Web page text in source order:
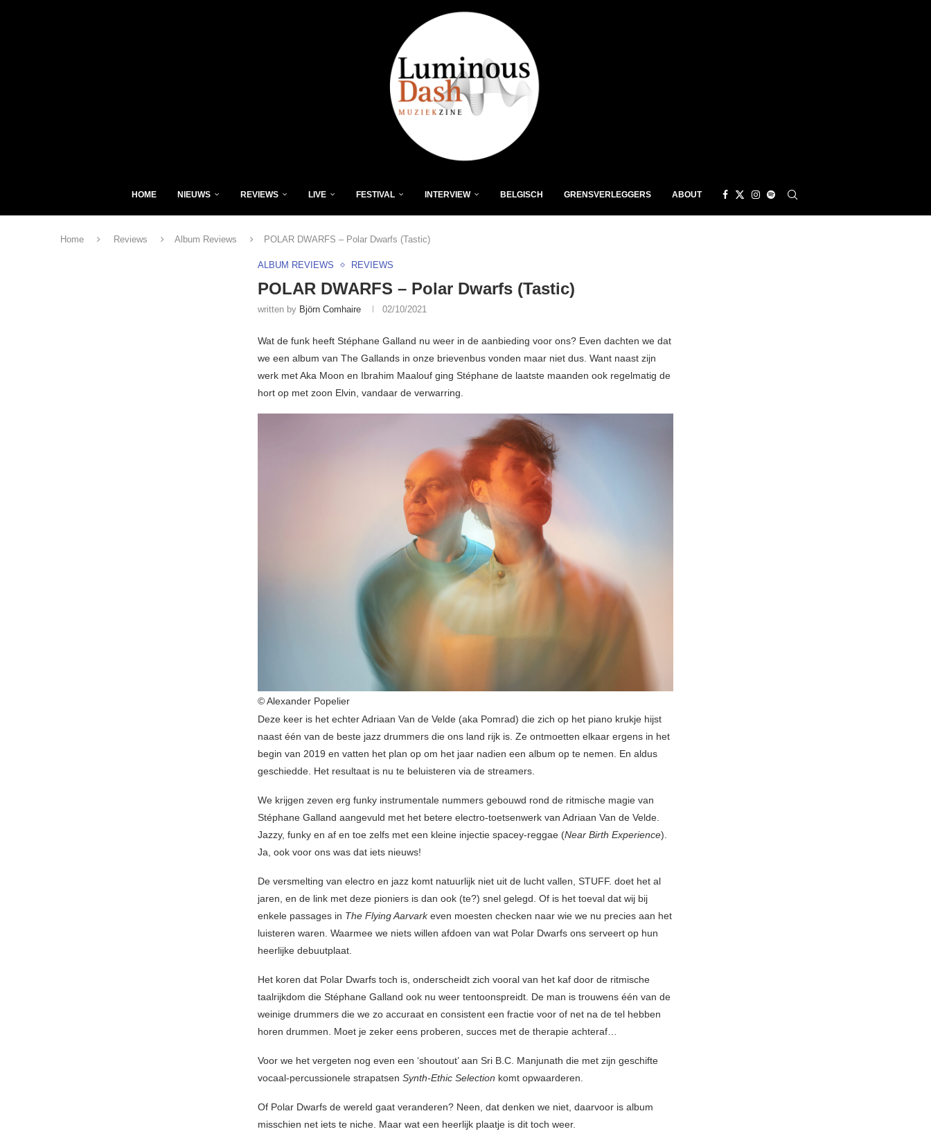
HOME NIEUWS REVIEWS LIVE FESTIVAL INTERVIEW BELGISCH GRENSVERLEGGERS ABOUT
Home Reviews Album Reviews POLAR DWARFS – Polar Dwarfs (Tastic)
ALBUM REVIEWS REVIEWS
POLAR DWARFS – Polar Dwarfs (Tastic)
written by Björn Comhaire 02/10/2021
Wat de funk heeft Stéphane Galland nu weer in de aanbieding voor ons? Even dachten we dat
we een album van The Gallands in onze brievenbus vonden maar niet dus. Want naast zijn
werk met Aka Moon en Ibrahim Maalouf ging Stéphane de laatste maanden ook regelmatig de
hort op met zoon Elvin, vandaar de verwarring.
© Alexander Popelier
Deze keer is het echter Adriaan Van de Velde (aka Pomrad) die zich op het piano krukje hijst
naast één van de beste jazz drummers die ons land rijk is. Ze ontmoetten elkaar ergens in het
begin van 2019 en vatten het plan op om het jaar nadien een album op te nemen. En aldus
geschiedde. Het resultaat is nu te beluisteren via de streamers.
We krijgen zeven erg funky instrumentale nummers gebouwd rond de ritmische magie van
Stéphane Galland aangevuld met het betere electro-toetsenwerk van Adriaan Van de Velde.
Jazzy, funky en af en toe zelfs met een kleine injectie spacey-reggae (Near Birth Experience).
Ja, ook voor ons was dat iets nieuws!
De versmelting van electro en jazz komt natuurlijk niet uit de lucht vallen, STUFF. doet het al
jaren, en de link met deze pioniers is dan ook (te?) snel gelegd. Of is het toeval dat wij bij
enkele passages in The Flying Aarvarkeven moesten checken naar wie we nu precies aan het
luisteren waren. Waarmee we niets willen afdoen van wat Polar Dwarfs ons serveert op hun
heerlijke debuutplaat.
Het koren dat Polar Dwarfs toch is, onderscheidt zich vooral van het kaf door de ritmische
taalrijkdom die Stéphane Galland ook nu weer tentoonspreidt. De man is trouwens één van de
weinige drummers die we zo accuraat en consistent een fractie voor of net na de tel hebben
horen drummen. Moet je zeker eens proberen, succes met de therapie achteraf…
Voor we het vergeten nog even een ‘shoutout’ aan Sri B.C. Manjunath die met zijn geschifte
vocaal-percussionele strapatsen Synth-Ethic Selection komt opwaarderen.
Of Polar Dwarfs de wereld gaat veranderen? Neen, dat denken we niet, daarvoor is album
misschien net iets te niche. Maar wat een heerlijk plaatje is dit toch weer.